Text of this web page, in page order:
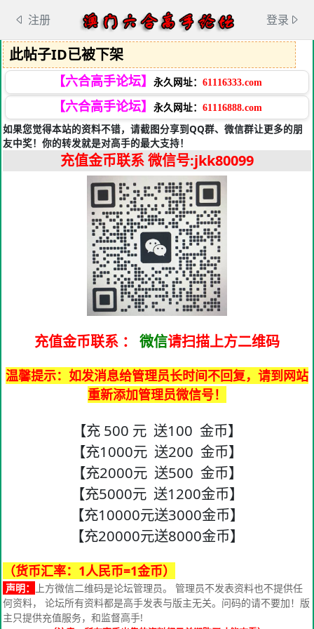
注册 登录
此帖子ID已被下架
【六合高手论坛】 永久网址： 61116333.com
【六合高手论坛】 永久网址： 61116888.com
如果您觉得本站的资料不错，请截图分享到QQ群、微信群让更多的朋
友中奖！你的转发就是对高手的最大支持！
充值金币联系微信号:jkk80099
充值金币联系 ： 微信请扫描上方二维码
温馨提示：如发消息给管理员长时间不回复，请到网站
重新添加管理员微信号！
【充 500 元 送100 金币】
【充1000元 送200 金币】
【充2000元 送500 金币】
【充5000元 送1200金币】
【充10000元送3000金币】
【充20000元送8000金币】
（货币汇率：1人民币=1金币）
声明：
上方微信二维码是论坛管理员。 管理员不发表资料也不提供任
何资料， 论坛所有资料都是高手发表与版主无关。问码的请不要加！版
主只提供充值服务，和监督高手!